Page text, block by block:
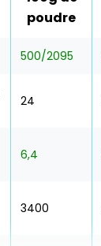
poudre
500/2095
24
6,4
3400